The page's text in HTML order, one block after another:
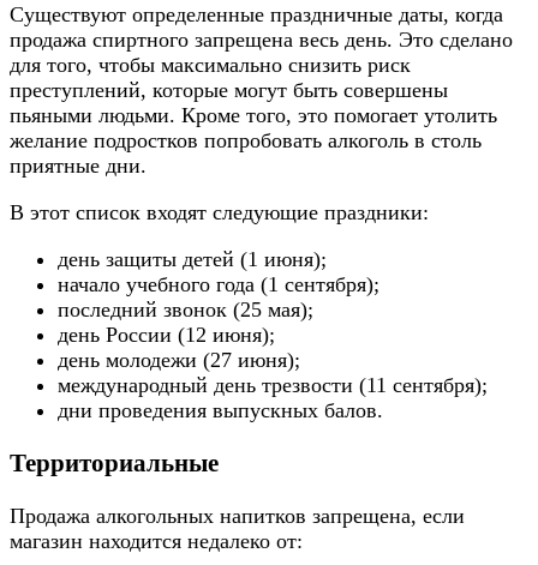
Существуют определенные праздничные даты, когда
продажа спиртного запрещена весь день. Это сделано
для того, чтобы максимально снизить риск
преступлений, которые могут быть совершены
пьяными людьми. Кроме того, это помогает утолить
желание подростков попробовать алкоголь в столь
приятные дни.
В этот список входят следующие праздники:
день защиты детей (1 июня);
начало учебного года (1 сентября);
последний звонок (25 мая);
день России (12 июня);
день молодежи (27 июня);
международный день трезвости (11 сентября);
дни проведения выпускных балов.
Территориальные
Продажа алкогольных напитков запрещена, если
магазин находится недалеко от: